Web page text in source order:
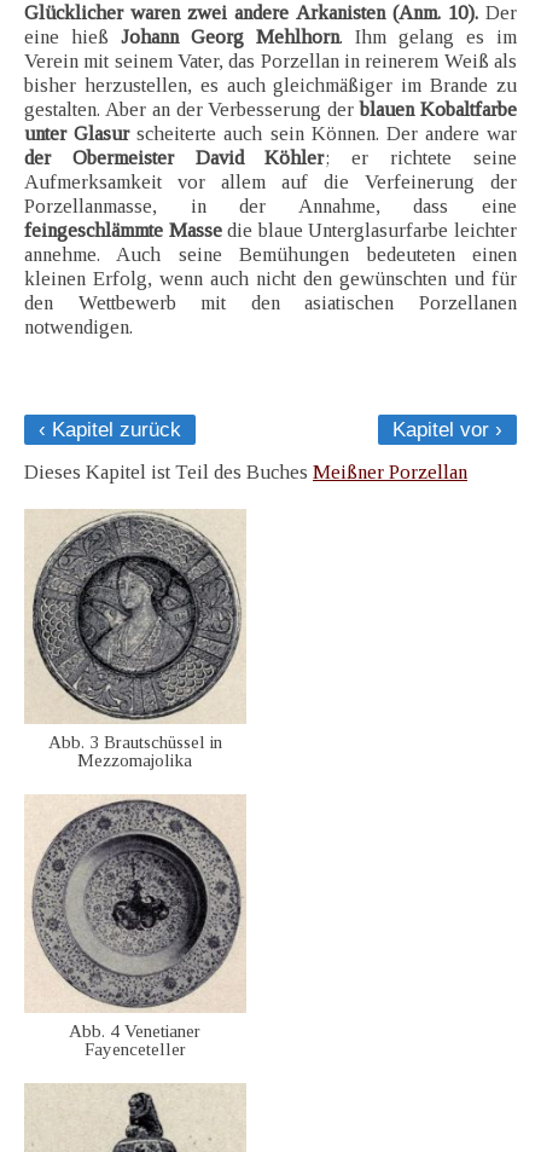
Glücklicher waren zwei andere Arkanisten (Anm. 10).Der
eine hieß Johann Georg Mehlhorn. Ihm gelang es im
Verein mit seinem Vater, das Porzellan in reinerem Weiß als
bisher herzustellen, es auch gleichmäßiger im Brande zu
gestalten. Aber an der Verbesserung derblauen Kobaltfarbe
unter Glasurscheiterte auch sein Können. Der andere war
der Obermeister David Köhler; er richtete seine
Aufmerksamkeit vor allem auf die Verfeinerung der
Porzellanmasse, in der Annahme, dass eine
feingeschlämmte Massedie blaue Unterglasurfarbe leichter
annehme. Auch seine Bemühungen bedeuteten einen
kleinen Erfolg, wenn auch nicht den gewünschten und für
den Wettbewerb mit den asiatischen Porzellanen
notwendigen.
‹ Kapitel zurück
Kapitel vor ›
Dieses Kapitel ist Teil des Buches Meißner Porzellan
Abb. 3 Brautschüssel in
Mezzomajolika
Abb. 4 Venetianer
Fayenceteller